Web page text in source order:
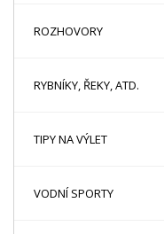
ROZHOVORY
RYBNÍKY, ŘEKY, ATD.
TIPY NA VÝLET
VODNÍ SPORTY